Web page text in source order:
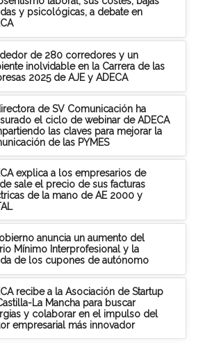
y psicológicas, a debate en
de 280 corredores y un
inolvidable en la Carrera de las
2025 de AJE y ADECA
de SV Comunicación ha
el ciclo de webinar de ADECA
las claves para mejorar la
de las PYMES
explica a los empresarios de
sale el precio de sus facturas
de la mano de AE 2000 y
anuncia un aumento del
Mínimo Interprofesional y la
de los cupones de autónomo
recibe a la Asociación de Startup
La Mancha para buscar
y colaborar en el impulso del
empresarial más innovador